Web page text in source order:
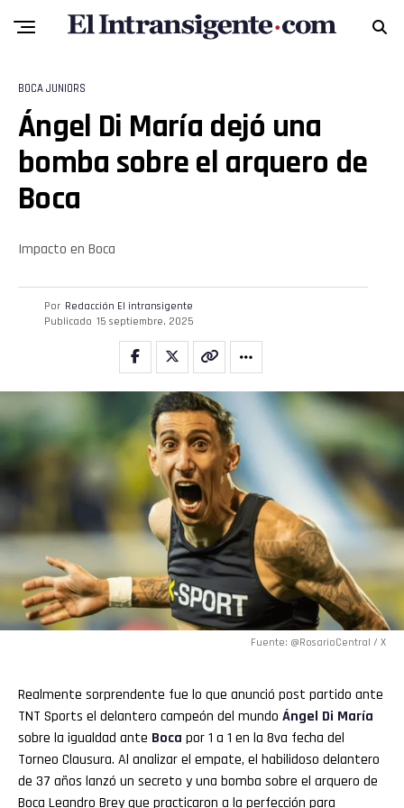
BOCA JUNIORS
Ángel Di María dejó una
bomba sobre el arquero de
Boca
Impacto en Boca
Por Redacción El intransigente
Publicado 15 septiembre, 2025
Fuente: @RosarioCentral / X
Realmente sorprendente fue lo que anunció post partido ante
TNT Sports el delantero campeón del mundo Ángel Di María
sobre la igualdad ante Boca por 1 a 1 en la 8va fecha del
Torneo Clausura. Al analizar el empate, el habilidoso delantero
de 37 años lanzó un secreto y una bomba sobre el arquero de
Boca Leandro Brey que practicaron a la perfección para
Pinterest